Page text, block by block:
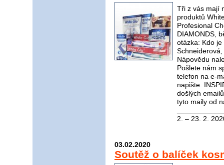
Tři z vás mají
produktů
Profesional
DIAMONDS,
otázka: Kdo
Nápovědu
Pošlete nám
telefon na e-
napište:
došlých
tyto maily od
2. – 23. 2.
03.02.2020
Soutěž o balíček